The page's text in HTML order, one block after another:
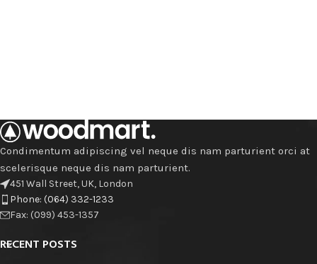
Condimentum adipiscing vel neque dis nam parturient orci at
scelerisque neque dis nam parturient.
451 Wall Street, UK, London
Phone: (064) 332-1233
Fax: (099) 453-1357
RECENT POSTS